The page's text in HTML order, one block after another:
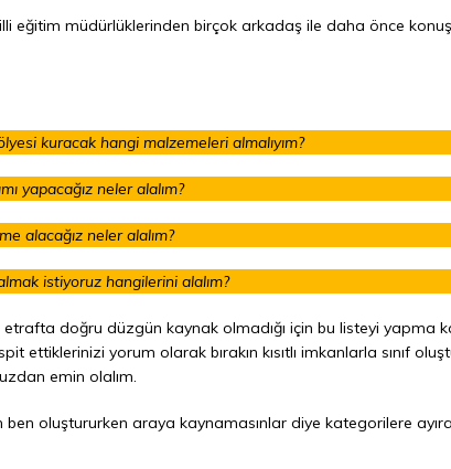
eğitim müdürlüklerinden birçok arkadaş ile daha önce
kuracak hangi malzemeleri almalıyım?
yapacağız neler alalım?
alacağız neler alalım?
istiyoruz hangilerini alalım?
doğru düzgün kaynak olmadığı için bu listeyi yapma
ettiklerinizi yorum olarak bırakın kısıtlı imkanlarla sınıf
emin olalım.
oluştururken araya kaynamasınlar diye kategorilere